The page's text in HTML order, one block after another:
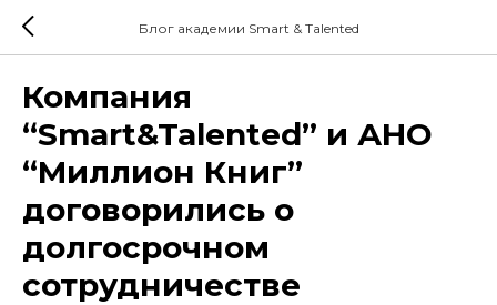
Блог академии Smart & Talented
Компания
“Smart&Talented” и АНО
“Миллион Книг”
договорились о
долгосрочном
сотрудничестве